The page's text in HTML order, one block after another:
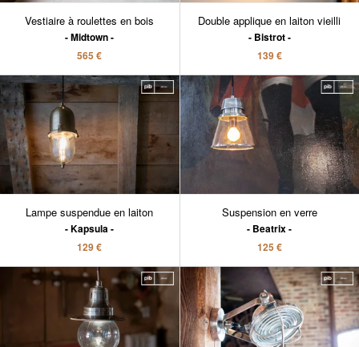
Vestiaire à roulettes en bois
Midtown
565 €
Double applique en laiton vieilli
Bistrot
139 €
Lampe suspendue en laiton
Kapsula
129 €
Suspension en verre
Beatrix
125 €